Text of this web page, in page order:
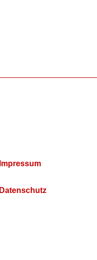
Impressum
Datenschutz